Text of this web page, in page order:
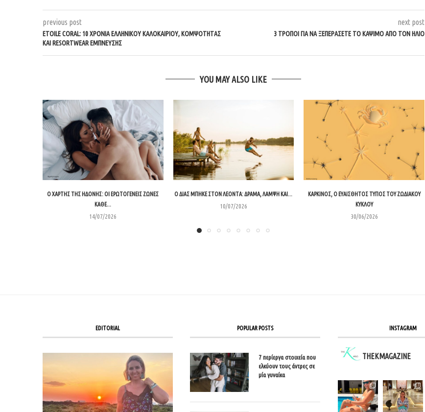
previous post
ETOILE CORAL: 10 ΧΡΌΝΙΑ ΕΛΛΗΝΙΚΟΎ ΚΑΛΟΚΑΙΡΙΟΎ, ΚΟΜΨΌΤΗΤΑΣ
ΚΑΙ RESORTWEAR ΈΜΠΝΕΥΣΗΣ
next post
3 ΤΡΌΠΟΙ ΓΙΑ ΝΑ ΞΕΠΕΡΆΣΕΤΕ ΤΟ ΚΆΨΙΜΟ ΑΠΌ ΤΟΝ ΉΛΙΟ
YOU MAY ALSO LIKE
Ο ΧΆΡΤΗΣ ΤΗΣ ΗΔΟΝΉΣ: ΟΙ ΕΡΩΤΟΓΕΝΕΊΣ ΖΏΝΕΣ
ΚΆΘΕ...
14/07/2026
Ο ΔΊΑΣ ΜΠΉΚΕ ΣΤΟΝ ΛΈΟΝΤΑ: ΔΡΆΜΑ, ΛΆΜΨΗ ΚΑΙ...
10/07/2026
ΚΑΡΚΊΝΟΣ, Ο ΕΥΑΊΣΘΗΤΟΣ ΤΎΠΟΣ ΤΟΥ ΖΩΔΙΑΚΟΎ
ΚΎΚΛΟΥ
30/06/2026
EDITORIAL POPULAR POSTS
7 περίεργα στοιχεία που
ελκύουν τους άντρες σε
μία γυναίκα
INSTAGRAM
THEKMAGAZINE